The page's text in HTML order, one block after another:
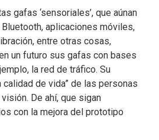
gafas ‘sensoriales’, que aúnan
aplicaciones móviles,
entre otras cosas,
un futuro sus gafas con bases
la red de tráfico. Su
calidad de vida” de las personas
De ahí, que sigan
con la mejora del prototipo